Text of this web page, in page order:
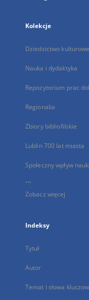
Kolekcje
Dziedzictwo kulturowe
Nauka i dydaktyka
Repozytorium prac
Regionalia
Zbiory bibliofilskie
Lublin 700 lat miasta
Społeczny wpływ nauki
...
Zobacz więcej
Indeksy
Tytuł
Autor
Temat i słowa